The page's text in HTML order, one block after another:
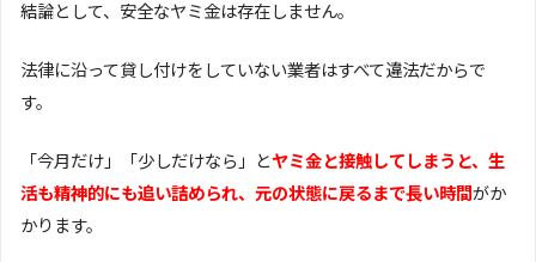
結論として、安全なヤミ金は存在しません。
法律に沿って貸し付けをしていない業者はすべて違法だからで
す。
「今月だけ」「少しだけなら」とヤミ金と接触してしまうと、生
活も精神的にも追い詰められ、元の状態に戻るまで長い時間がか
かります。